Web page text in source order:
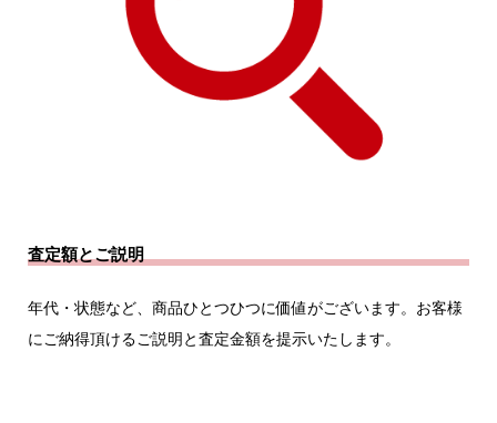
査定額とご説明
年代・状態など、商品ひとつひつに価値がございます。 お客様
にご納得頂けるご説明と査定金額を提示いたします。